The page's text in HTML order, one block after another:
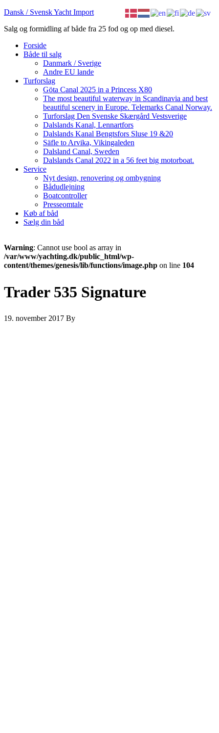
Dansk / Svensk Yacht Import
Salg og formidling af både fra 25 fod og op med diesel.
Forside
Både til salg
Danmark / Sverige
Andre EU lande
Turforslag
Göta Canal 2025 in a Princess X80
The most beautiful waterway in Scandinavia and best
beautiful scenery in Europe. Telemarks Canal Norway.
Turforslag Den Svenske Skærgård Vestsverige
Dalslands Kanal, Lennartfors
Dalslands Kanal Bengtsfors Sluse 19 &20
Säfle to Arvika, Vikingaleden
Dalsland Canal, Sweden
Dalslands Canal 2022 in a 56 feet big motorboat.
Service
Nyt design, renovering og ombygning
Bådudlejning
Boatcontroller
Presseomtale
Køb af båd
Sælg din båd
Warning: Cannot use bool as array in
/var/www/yachting.dk/public_html/wp-
content/themes/genesis/lib/functions/image.php on line 104
Trader 535 Signature
19. november 2017 By